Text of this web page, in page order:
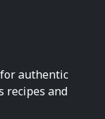
authentic
recipes and